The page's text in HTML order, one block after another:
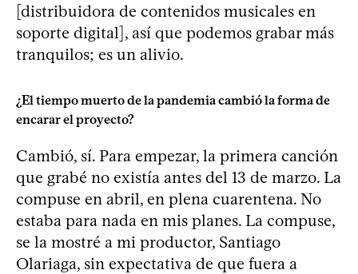
[distribuidora de contenidos musicales en
soporte digital], así que podemos grabar más
tranquilos; es un alivio.
¿El tiempo muerto de la pandemia cambió la forma de
encarar el proyecto?
Cambió, sí. Para empezar, la primera canción
que grabé no existía antes del 13 de marzo. La
compuse en abril, en plena cuarentena. No
estaba para nada en mis planes. La compuse,
se la mostré a mi productor, Santiago
Olariaga, sin expectativa de que fuera a